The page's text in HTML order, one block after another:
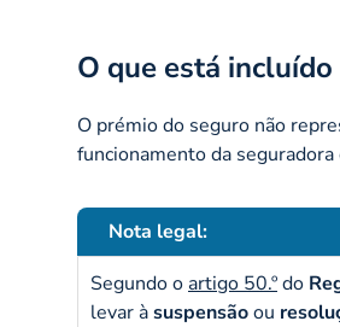
O que está
O prémio do seguro não
funcionamento da
Nota legal:
Segundo o artigo 50.ºdo
levar àsuspensãoou